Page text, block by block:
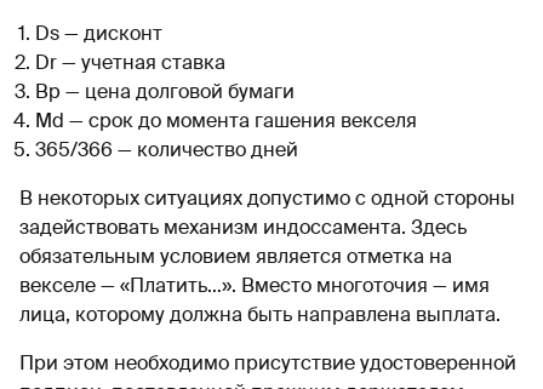
Ds — дисконт
Dr — учетная ставка
Bp — цена долговой бумаги
Md — срок до момента гашения векселя
365/366 — количество дней
В некоторых ситуациях допустимо с одной стороны
задействовать механизм индоссамента. Здесь
обязательным условием является отметка на
векселе — «Платить…». Вместо многоточия — имя
лица, которому должна быть направлена выплата.
При этом необходимо присутствие удостоверенной